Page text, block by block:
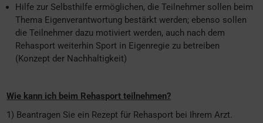
Hilfe zur Selbsthilfe ermöglichen, die Teilnehmer sollen beim
Thema Eigenverantwortung bestärkt werden; ebenso sollen
die Teilnehmer dazu motiviert werden, auch nach dem
Rehasport weiterhin Sport in Eigenregie zu betreiben
(Konzept der Nachhaltigkeit)
Wie kann ich beim Rehasport teilnehmen?
1) Beantragen Sie ein Rezept für Rehasport bei Ihrem Arzt.